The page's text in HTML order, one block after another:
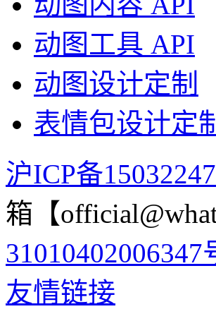
加入我们
联系我们
热门内容
GIF案例
GIF教程
高级定制
动图内容 API